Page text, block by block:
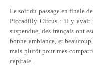
Le soir du passage en finale
Piccadilly Circus : il y avait
suspendue, des français ont
bonne ambiance, et
mais plutôt pour mes
capitale.